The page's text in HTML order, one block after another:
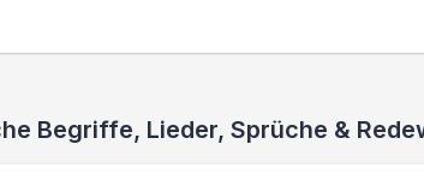
Begriffe, Lieder, Sprüche &